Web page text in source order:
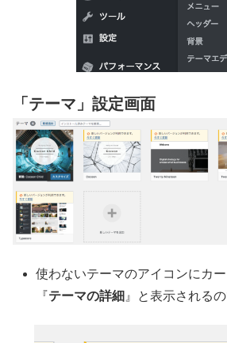
「テーマ」設定画面
使わないテーマのアイコンにカ
『テーマの詳細 』と表示される